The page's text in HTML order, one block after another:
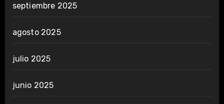
septiembre 2025
agosto 2025
julio 2025
junio 2025